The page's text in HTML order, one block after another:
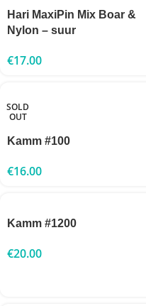
Hari MaxiPin Mix Boar &
Nylon – suur
€17.00
SOLD
OUT
Kamm #100
€16.00
Kamm #1200
€20.00